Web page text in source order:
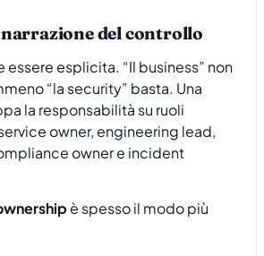
del controllo
essere esplicita. “Il business” non
“la security” basta. Una
la responsabilità su ruoli
owner, engineering lead,
owner e incident
è spesso il modo più